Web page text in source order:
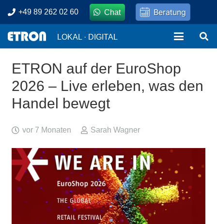
+49 89 262 02 60 Chat Beratung
LOKAL · DIGITAL
ETRON auf der EuroShop
2026 – Live erleben, was den
Handel bewegt
vor 7 Monaten Sarah Wagner